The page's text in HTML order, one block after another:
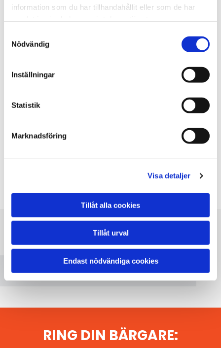
information som du har tillhandahållit eller som de har
Nödvändig
Inställningar
Statistik
Marknadsföring
Visa detaljer
Tillåt alla cookies
Tillåt urval
Endast nödvändiga cookies
Öppet 24H Året Runt
Tisdag
Dygnet runt
Dygnet runt
Torsdag
Dygnet runt
Dygnet runt
Dygnet runt
Dygnet runt
Assist dygnet runt! Vi finns i Mälardalen och Södermanland. Vi
Vänligen acceptera marknadsföringscookies
Accept cookies
RING DIN BÄRGARE: